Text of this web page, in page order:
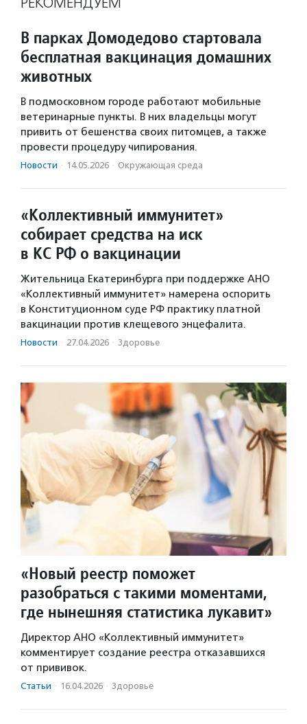
В парках Домодедово стартовала
бесплатная вакцинация домашних
животных
В подмосковном городе работают мобильные
ветеринарные пункты. В них владельцы могут
привить от бешенства своих питомцев, а также
провести процедуру чипирования.
Новости · 14.05.2026 · Окружающая среда
«Коллективный иммунитет»
собирает средства на иск
в КС РФ о вакцинации
Жительница Екатеринбурга при поддержке АНО
«Коллективный иммунитет» намерена оспорить
в Конституционном суде РФ практику платной
вакцинации против клещевого энцефалита.
Новости · 27.04.2026 · Здоровье
«Новый реестр поможет
разобраться с такими моментами,
где нынешняя статистика лукавит»
Директор АНО «Коллективный иммунитет»
комментирует создание реестра отказавшихся
от прививок.
Статьи · 16.04.2026 · Здоровье